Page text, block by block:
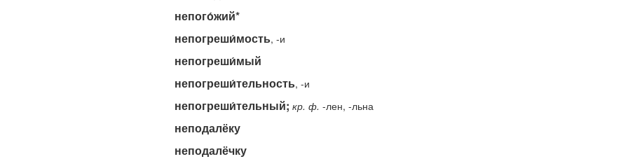
непого́жий*
непогреши́мость, -и
непогреши́мый
непогреши́тельность, -и
непогреши́тельный; кр. ф. -лен, -льна
неподалёку
неподалёчку